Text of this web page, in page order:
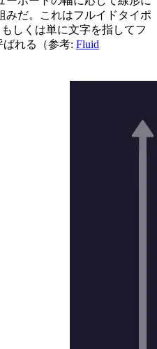
みだ。これはフルイドタイポ
しくは単に文字を指してフ
ばれる（参考: Fluid